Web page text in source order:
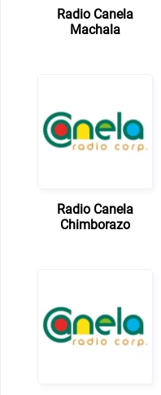
Radio Canela
Machala
Radio Canela
Chimborazo